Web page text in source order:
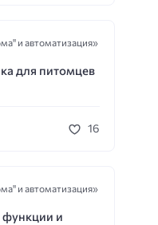
и автоматизация»
для питомцев
16
и автоматизация»
функции и